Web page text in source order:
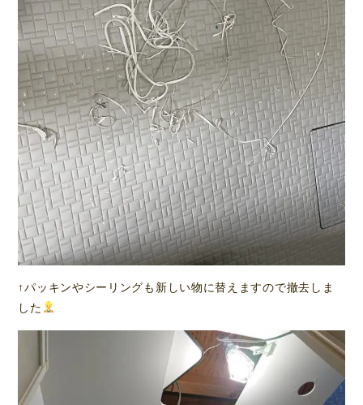
↑パッキンやシーリングも新しい物に替えますので撤去しま
した